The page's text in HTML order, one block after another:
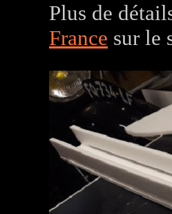
Plus de
France sur le